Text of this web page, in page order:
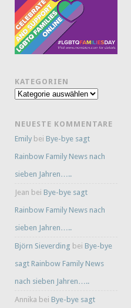
KATEGORIEN
Kategorien
NEUESTE KOMMENTARE
Emily bei Bye-bye sagt
Rainbow Family News nach
sieben Jahren…..
Jean bei Bye-bye sagt
Rainbow Family News nach
sieben Jahren…..
Björn Sieverding bei Bye-bye
sagt Rainbow Family News
nach sieben Jahren…..
Annika bei Bye-bye sagt